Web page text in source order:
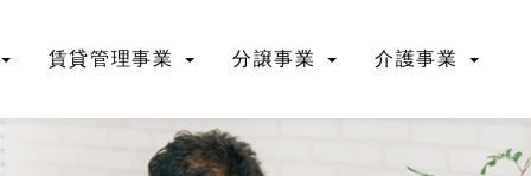
賃貸管理事業 分譲事業 介護事業